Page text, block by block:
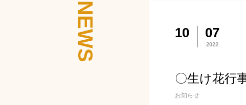
NEWS 10 07
2022
〇生け花行
お知らせ